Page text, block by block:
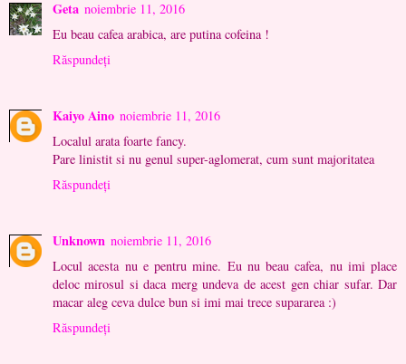
Geta noiembrie 11, 2016
Eu beau cafea arabica, are putina cofeina !
Răspundeți
Kaiyo Aino noiembrie 11, 2016
Localul arata foarte fancy.
Pare linistit si nu genul super-aglomerat, cum sunt majoritatea
Răspundeți
Unknown noiembrie 11, 2016
Locul acesta nu e pentru mine. Eu nu beau cafea, nu imi place
deloc mirosul si daca merg undeva de acest gen chiar sufar. Dar
macar aleg ceva dulce bun si imi mai trece supararea :)
Răspundeți